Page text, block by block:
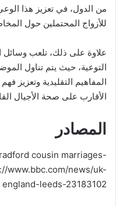
من الدول، في تعزيز هذا
للأزواج المحتملين حول
علاوة على ذلك، تلعب وسائل
التوعية، حيث يتم تناول
المفاهيم التقليدية وتعزيز
الأقارب على صحة الأجيال
المصادر
cousin marriages
www.bbc.com/news/uk-
england-leeds-23183102